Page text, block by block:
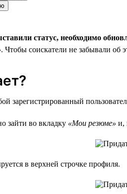
статус, необходимо
. Чтобы соискатели не забывали об
зарегистрированный
зайти во вкладку «Мои резюме» и,
в верхней строчке профиля.